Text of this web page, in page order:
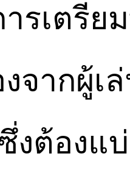
ารเตรี
งจากผู้
ต้องแ